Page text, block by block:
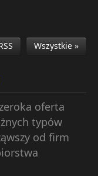
Wszystkie »
oferta
typów
od firm